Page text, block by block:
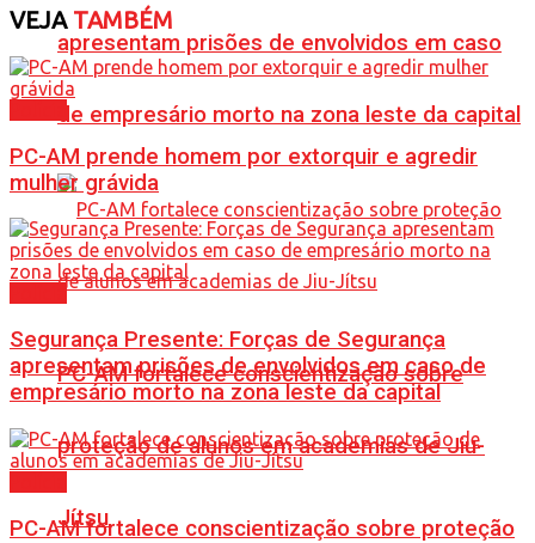
apresentam prisões de envolvidos em caso
de empresário morto na zona leste da capital
PC-AM fortalece conscientização sobre
proteção de alunos em academias de Jiu-
Jítsu
VEJATAMBÉM
PC-AM prende homem por extorquir e agredir
mulher grávida
Segurança Presente: Forças de Segurança
apresentam prisões de envolvidos em caso de
empresário morto na zona leste da capital
PC-AM fortalece conscientização sobre proteção